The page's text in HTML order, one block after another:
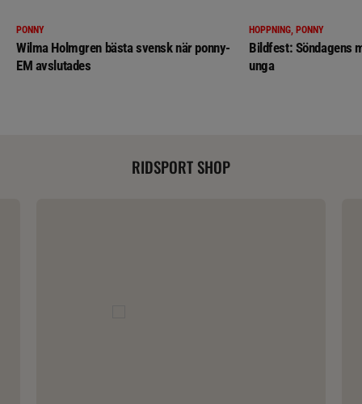
PONNY
Wilma Holmgren bästa svensk när ponny-
EM avslutades
HOPPNING, PONNY
Bildfest: Söndagens
unga
RIDSPORT SHOP